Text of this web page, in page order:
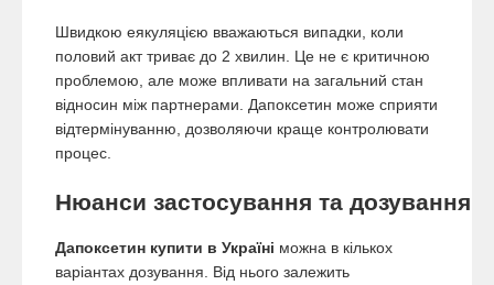
Швидкою еякуляцією вважаються випадки, коли
половий акт триває до 2 хвилин. Це не є критичною
проблемою, але може впливати на загальний стан
відносин між партнерами. Дапоксетин може сприяти
відтермінуванню, дозволяючи краще контролювати
процес.
Нюанси застосування та дозування
Дапоксетин купити в Україні можна в кількох
варіантах дозування. Від нього залежить